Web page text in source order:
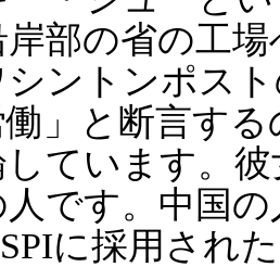
部の省の工
ントンポス
働」と断言す
しています。
人です。中国
に採用され